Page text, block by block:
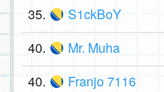
35. S1ckBoY
40. Mr. Muha
40. Franjo 7116